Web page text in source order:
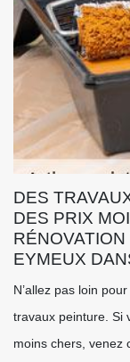
DES
DES PRIX
EYMEUX
N’allez pas loin
travaux peinture. Si
moins chers, venez